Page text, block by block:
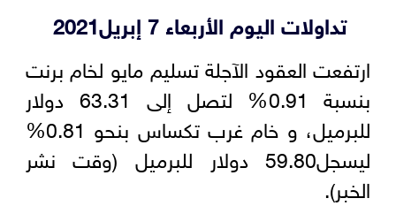
تداولات اليوم الأربعاء 7 إبريل2021
ارتفعت العقود الآجلة تسليم مايو لخام برنت
بنسبة 0.91% لتصل إلى 63.31 دولار
للبرميل، و خام غرب تكساس بنحو 0.81%
ليسجل59.80 دولار للبرميل (وقت نشر
الخبر).